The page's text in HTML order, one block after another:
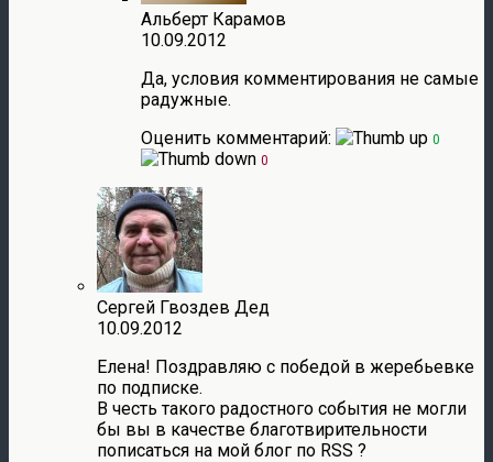
Альберт Карамов
10.09.2012
Да, условия комментирования не самые
радужные.
Оценить комментарий:
0
0
Сергей Гвоздев Дед
10.09.2012
Елена! Поздравляю с победой в жеребьевке
по подписке.
В честь такого радостного события не могли
бы вы в качестве благотвирительности
пописаться на мой блог по RSS ?